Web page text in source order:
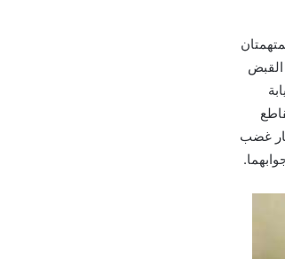
القبض
غضب